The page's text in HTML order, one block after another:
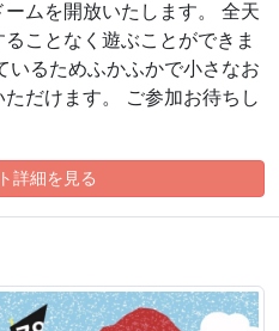
ムを開放いたします。 全天
ことなく遊ぶことができま
いるためふかふかで小さなお
だけます。 ご参加お待ちし
詳細を見る